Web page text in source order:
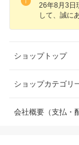
26年8月3日
して、誠に
ショップトップ
ショップカテゴリ
会社概要（支払・